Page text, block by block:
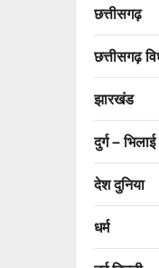
छत्तीसगढ़
छत्तीसगढ़
झारखंड
दुर्ग – भिलाई
देश दुनिया
धर्म